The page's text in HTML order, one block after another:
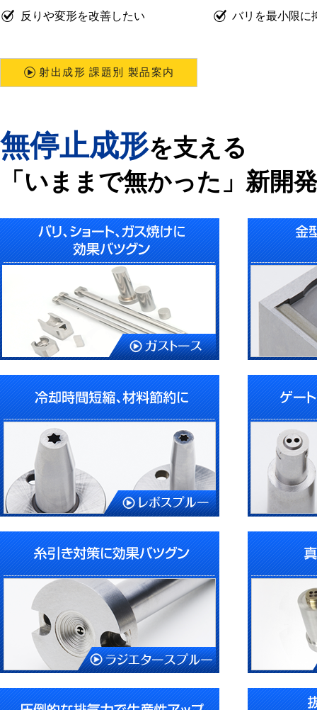
反りや変形を改善したい
バリを最小限に
射出成形 課題別 製品案内
無停止成形を支える
「いままで無かった」新開